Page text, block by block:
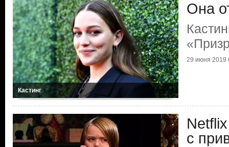
Кастинг
Она
29 июня 2019
с